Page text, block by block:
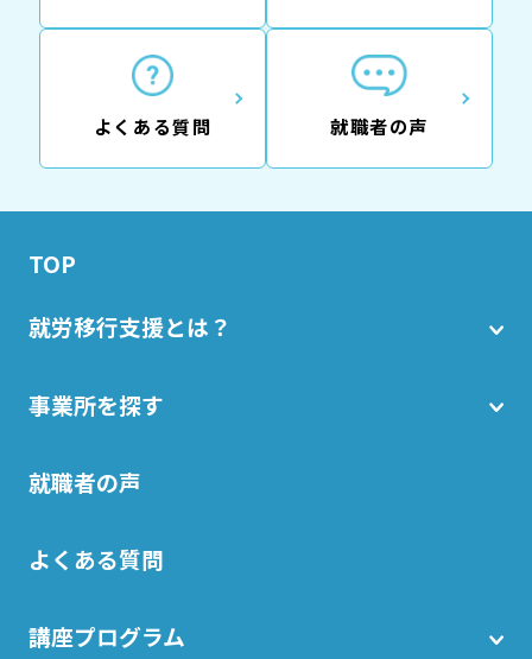
よくある質問 就職者の声
TOP
就労移行支援とは？
事業所を探す
就職者の声
よくある質問
講座プログラム